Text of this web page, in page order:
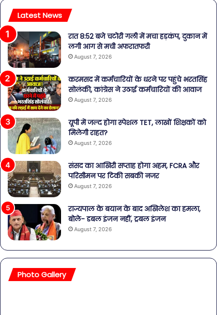
Latest News
रात 8:52 बजे चटोरी गली में मचा हड़कंप, दुकान में
लगी आग से मची अफरातफरी
August 7, 2026
करमसद में कर्मचारियों के धरने पर पहुंचे भरतसिंह
सोलंकी, कांग्रेस ने उठाई कर्मचारियों की आवाज
August 7, 2026
यूपी में जल्द होगा स्पेशल TET, लाखों शिक्षकों को
मिलेगी राहत?
August 7, 2026
संसद का आखिरी सप्ताह होगा अहम, FCRA और
परिसीमन पर टिकी सबकी नजर
August 7, 2026
राज्यपाल के बयान के बाद अखिलेश का हमला,
बोले- डबल इंजन नहीं, ट्रबल इंजन
August 7, 2026
Photo Gallery